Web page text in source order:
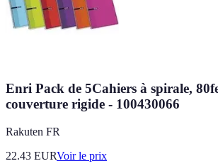
Enri Pack de 5Cahiers à spirale,
couverture rigide - 100430066
Rakuten FR
22.43 EURVoir le prix